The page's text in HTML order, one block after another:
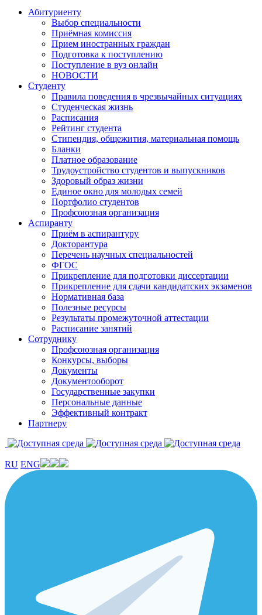
Абитуриенту
Выбор специальности
Приёмная комиссия
Прием иностранных граждан
Подготовка к поступлению
Поступление в вуз онлайн
НОВОСТИ
Студенту
Правила поведения в чрезвычайных ситуациях
Студенческая жизнь
Расписания
Рейтинг студента
Стипендия, общежития, материальная помощь
Бланки
Платное образование
Трудоустройство студентов и выпускников
Здоровый образ жизни
Единое окно для молодых семей
Портфолио студентов
Профсоюзная организация
Аспиранту
Приём в аспирантуру
Докторантура
Перечень научных специальностей
ФГОС
Прикрепление для подготовки диссертации
Прикрепление для сдачи кандидатских экзаменов
Нормативная база
Полезные ресурсы
Результаты промежуточной аттестации
Расписание занятий
Сотруднику
Профсоюзная организация
Конкурсы, выборы
Документы
Документооборот
Государственные закупки
Персональные данные
Эффективный контракт
Партнеру
RU ENG